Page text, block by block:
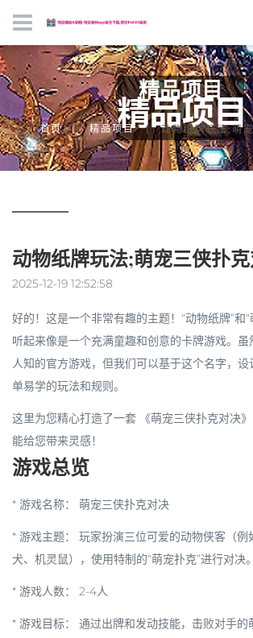
精品项目
首页 精品项目 动物纸牌玩法;萌
动物纸牌玩法;萌宠三侠扑
2025-12-19 12:52:58
好的！这是一个非常有趣的主题！“动物纸牌”和
听起来像是一个充满童趣和创意的卡牌游戏。虽
人知的官方游戏，但我们可以基于这个名字，设
单易学的玩法和规则。
这里为您精心打造了一套 《萌宠三侠扑克对决》
能给您带来灵感！
游戏总览
* 游戏名称： 萌宠三侠扑克对决
* 游戏主题： 玩家扮演三位可爱的动物侠客（
犬、机灵鼠），使用特制的“萌宠扑克”进行对决。
* 游戏人数： 2-4人
* 游戏目标： 通过出牌和发动技能，击败对手的